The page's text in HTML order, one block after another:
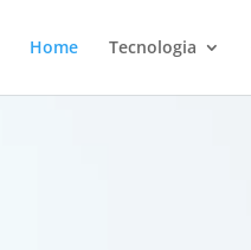
Home Tecnologia